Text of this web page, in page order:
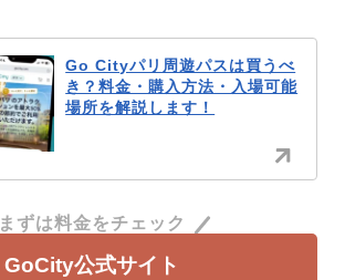
Go Cityパリ周遊パスは買うべ
き？料金・購入方法・入場可能
場所を解説します！
まずは料金をチェック
GoCity公式サイト